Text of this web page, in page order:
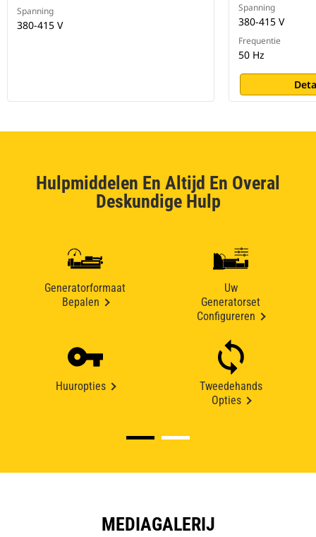
Spanning
380-415 V
Spanning
380-415 V
Frequentie
50 Hz
Hulpmiddelen En Altijd En Overal
Deskundige Hulp
Generatorformaat
Bepalen
Uw
Generatorset
Configureren
Huuropties
Tweedehands
Opties
MEDIAGALERIJ